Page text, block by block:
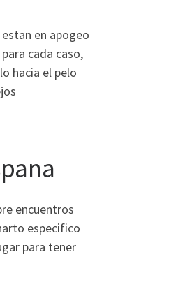
en apogeo
cada caso,
hacia el pelo
encuentros
especifico
para tener